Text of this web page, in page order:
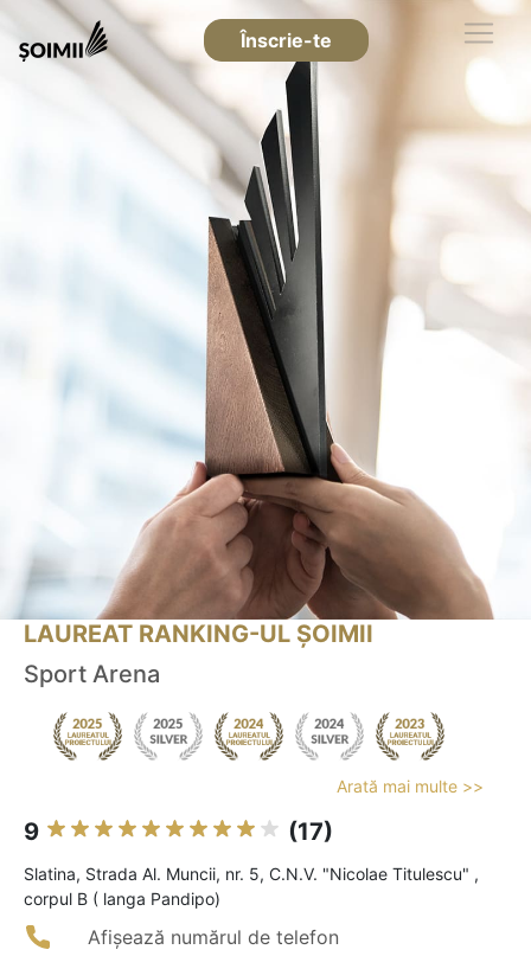
Înscrie-te
LAUREAT RANKING-UL ȘOIMII
Sport Arena
Arată mai multe >>
9 (17)
Slatina, Strada Al. Muncii, nr. 5, C.N.V. "Nicolae Titulescu" ,
corpul B ( langa Pandipo)
Afișează numărul de telefon